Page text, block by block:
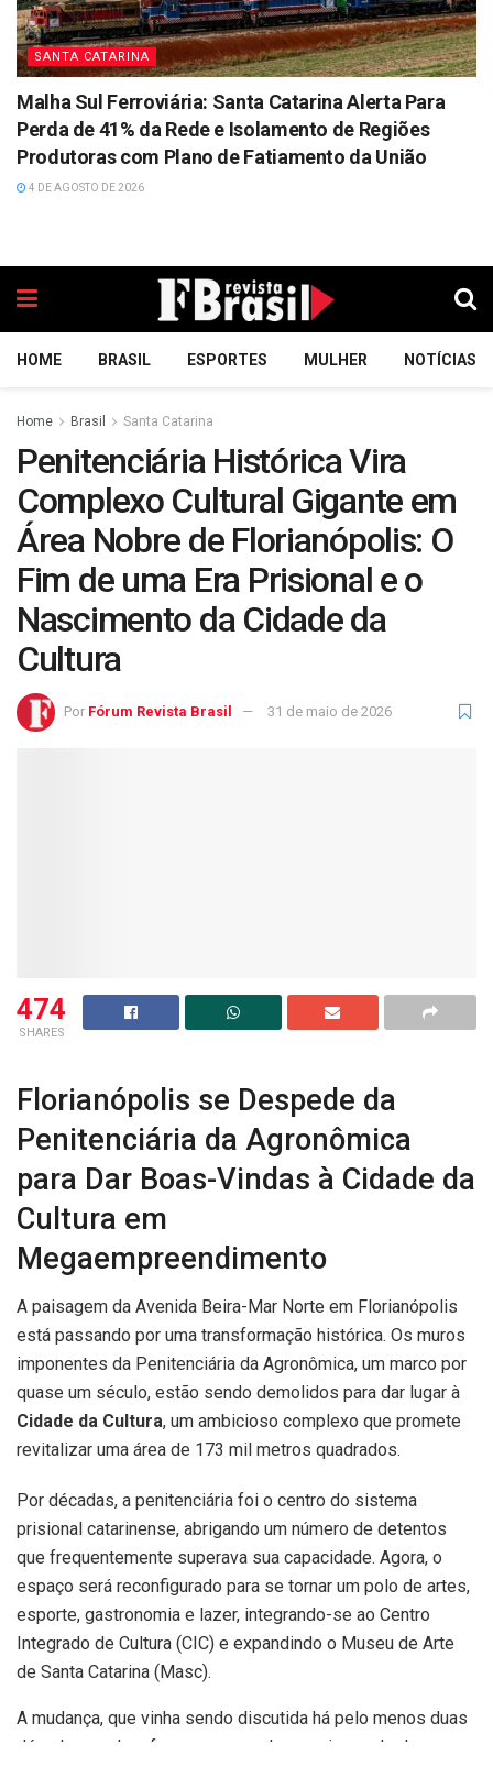
SANTA CATARINA
Malha Sul Ferroviária: Santa Catarina Alerta Para
Perda de 41% da Rede e Isolamento de Regiões
Produtoras com Plano de Fatiamento da União
4 DE AGOSTO DE 2026
HOME BRASIL ESPORTES MULHER NOTÍCIAS
Home Brasil Santa Catarina
Penitenciária Histórica Vira
Complexo Cultural Gigante em
Área Nobre de Florianópolis: O
Fim de uma Era Prisional e o
Nascimento da Cidade da
Cultura
Por Fórum Revista Brasil 31 de maio de 2026
474
SHARES
Florianópolis se Despede da
Penitenciária da Agronômica
para Dar Boas-Vindas à Cidade da
Cultura em
Megaempreendimento
A paisagem da Avenida Beira-Mar Norte em Florianópolis
está passando por uma transformação histórica. Os muros
imponentes da Penitenciária da Agronômica, um marco por
quase um século, estão sendo demolidos para dar lugar à
Cidade da Cultura, um ambicioso complexo que promete
revitalizar uma área de 173 mil metros quadrados.
Por décadas, a penitenciária foi o centro do sistema
prisional catarinense, abrigando um número de detentos
que frequentemente superava sua capacidade. Agora, o
espaço será reconfigurado para se tornar um polo de artes,
esporte, gastronomia e lazer, integrando-se ao Centro
Integrado de Cultura (CIC) e expandindo o Museu de Arte
de Santa Catarina (Masc).
A mudança, que vinha sendo discutida há pelo menos duas
décadas, ganhou força com um plano mais amplo do